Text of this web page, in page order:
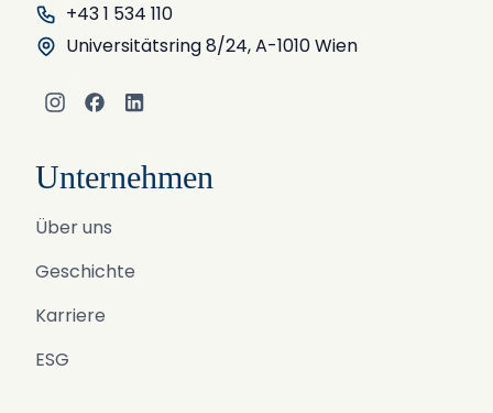
+43 1 534 110
Universitätsring 8/24, A-1010 Wien
Instagram
Facebook
LinkedIn
Unternehmen
Über uns
Geschichte
Karriere
ESG